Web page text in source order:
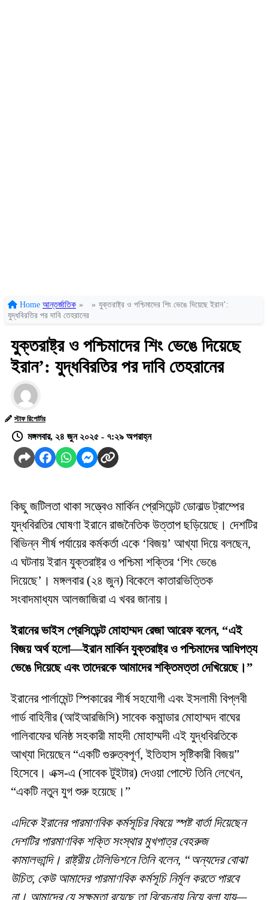
Home আন্তর্জাতিক » » যুক্তরাষ্ট্র ও পশ্চিমাদের শিং ভেঙে দিয়েছে ইরান’:
যুদ্ধবিরতির পর দাবি তেহরানের
যুক্তরাষ্ট্র ও পশ্চিমাদের শিং ভেঙে দিয়েছে
ইরান’: যুদ্ধবিরতির পর দাবি তেহরানের
স্টাফ রিপোর্টার
মঙ্গলবার, ২৪ জুন ২০২৫ - ৭:২৯ অপরাহ্ন
কিছু জটিলতা থাকা সত্ত্বেও মার্কিন প্রেসিডেন্ট ডোনাল্ড ট্রাম্পের
যুদ্ধবিরতির ঘোষণা ইরানে রাজনৈতিক উত্তাপ ছড়িয়েছে। দেশটির
বিভিন্ন শীর্ষ পর্যায়ের কর্মকর্তা একে ‘বিজয়’ আখ্যা দিয়ে বলছেন,
এ ঘটনায় ইরান যুক্তরাষ্ট্র ও পশ্চিমা শক্তির ‘শিং ভেঙে
দিয়েছে’। মঙ্গলবার (২৪ জুন) বিকেলে কাতারভিত্তিক
সংবাদমাধ্যম আলজাজিরা এ খবর জানায়।
ইরানের ভাইস প্রেসিডেন্ট মোহাম্মদ রেজা আরেফ বলেন, “এই
বিজয় অর্থ হলো—ইরান মার্কিন যুক্তরাষ্ট্র ও পশ্চিমাদের আধিপত্য
ভেঙে দিয়েছে এবং তাদেরকে আমাদের শক্তিমত্তা দেখিয়েছে।”
ইরানের পার্লামেন্ট স্পিকারের শীর্ষ সহযোগী এবং ইসলামী বিপ্লবী
গার্ড বাহিনীর (আইআরজিসি) সাবেক কমান্ডার মোহাম্মদ বাঘের
গালিবাফের ঘনিষ্ঠ সহকারী মাহদী মোহাম্মদী এই যুদ্ধবিরতিকে
আখ্যা দিয়েছেন “একটি গুরুত্বপূর্ণ, ইতিহাস সৃষ্টিকারী বিজয়”
হিসেবে। এক্স-এ (সাবেক টুইটার) দেওয়া পোস্টে তিনি লেখেন,
“একটি নতুন যুগ শুরু হয়েছে।”
এদিকে ইরানের পারমাণবিক কর্মসূচির বিষয়ে স্পষ্ট বার্তা দিয়েছেন
দেশটির পারমাণবিক শক্তি সংস্থার মুখপাত্র বেহরুজ
কামালভান্দি। রাষ্ট্রীয় টেলিভিশনে তিনি বলেন, “অন্যদের বোঝা
উচিত, কেউ আমাদের পারমাণবিক কর্মসূচি নির্মূল করতে পারবে
না। আমাদের যে সক্ষমতা রয়েছে তা বিবেচনায় নিয়ে বলা যায়—